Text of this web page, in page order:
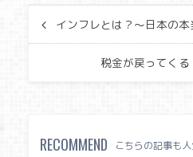
インフレとは？〜日本の
税金が戻ってく
RECOMMEND こちらの記事も人